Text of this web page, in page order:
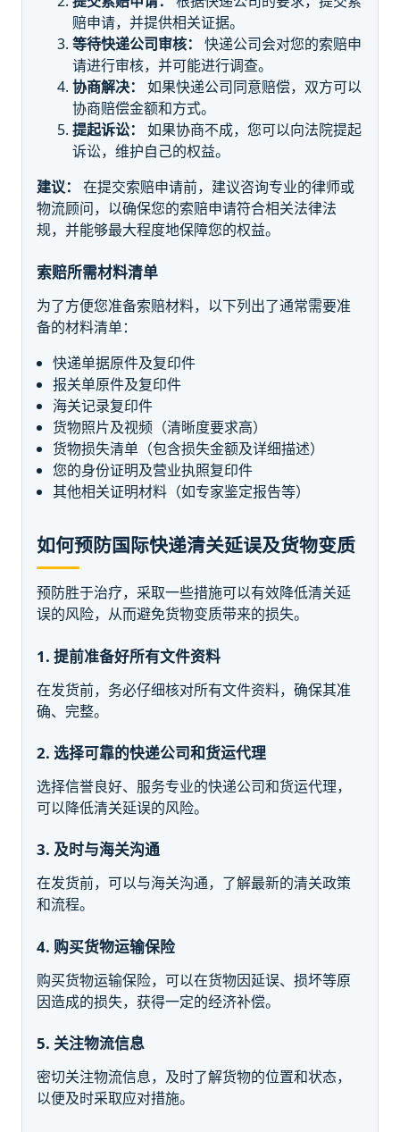
赔申请，并提供相关证据。
等待快递公司审核：
快递公司会对您的索赔申
请进行审核，并可能进行调查。
协商解决：
如果快递公司同意赔偿，双方可以
协商赔偿金额和方式。
提起诉讼：
如果协商不成，您可以向法院提起
诉讼，维护自己的权益。
建议：
在提交索赔申请前，建议咨询专业的律师或
物流顾问，以确保您的索赔申请符合相关法律法
规，并能够最大程度地保障您的权益。
索赔所需材料清单
为了方便您准备索赔材料，以下列出了通常需要准
备的材料清单：
快递单据原件及复印件
报关单原件及复印件
海关记录复印件
货物照片及视频（清晰度要求高）
货物损失清单（包含损失金额及详细描述）
您的身份证明及营业执照复印件
其他相关证明材料（如专家鉴定报告等）
如何预防国际快递清关延误及货物变质
预防胜于治疗，采取一些措施可以有效降低清关延
误的风险，从而避免货物变质带来的损失。
1. 提前准备好所有文件资料
在发货前，务必仔细核对所有文件资料，确保其准
确、完整。
2. 选择可靠的快递公司和货运代理
选择信誉良好、服务专业的快递公司和货运代理，
可以降低清关延误的风险。
3. 及时与海关沟通
在发货前，可以与海关沟通，了解最新的清关政策
和流程。
4. 购买货物运输保险
购买货物运输保险，可以在货物因延误、损坏等原
因造成的损失，获得一定的经济补偿。
5. 关注物流信息
密切关注物流信息，及时了解货物的位置和状态，
以便及时采取应对措施。